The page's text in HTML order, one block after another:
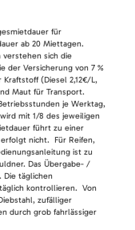
für
ab 20 Miettagen.
verstehen sich die
der Versicherung von 7 %
(Diesel 2,12€/L,
Maut für Transport.
je Werktag,
mit 1/8 des jeweiligen
führt zu einer
erfolgt nicht. Für Reifen,
ist zu
Das Übergabe- /
Die täglichen
kontrollieren. Von
zufälliger
durch grob fahrlässiger